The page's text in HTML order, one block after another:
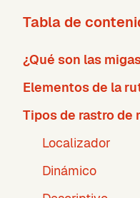
Tabla de
¿Qué son las
Elementos de la
Tipos de rastro de
Localizador
Dinámico